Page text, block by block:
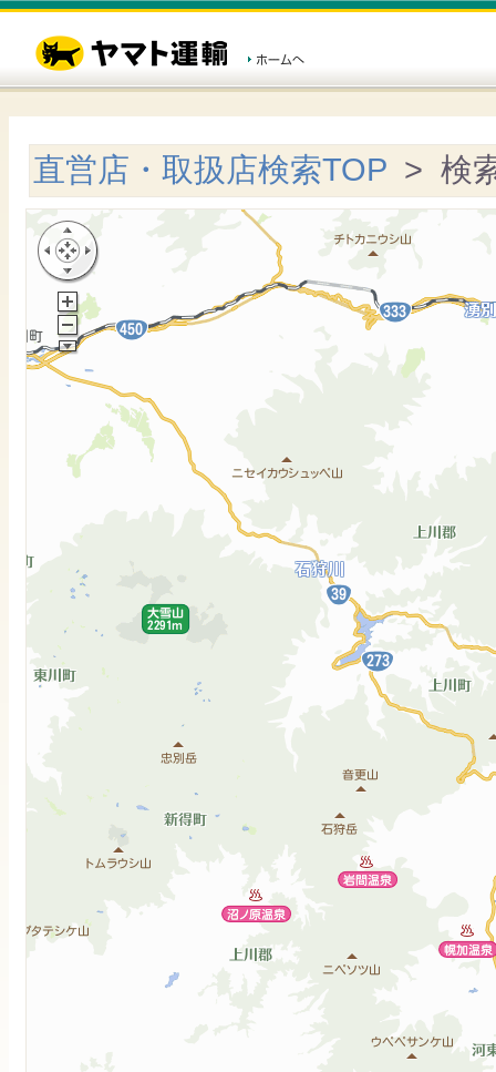
直営店・取扱店検索TOP > 検